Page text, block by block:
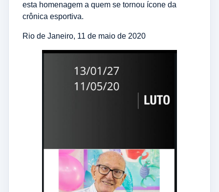
esta homenagem a quem se tornou ícone da
crônica esportiva.
Rio de Janeiro, 11 de maio de 2020